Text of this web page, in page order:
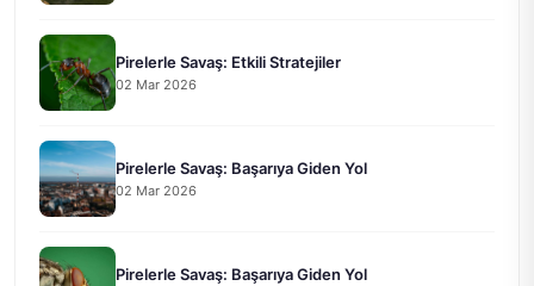
Pirelerle Savaş: Etkili Stratejiler
02 Mar 2026
Pirelerle Savaş: Başarıya Giden Yol
02 Mar 2026
Pirelerle Savaş: Başarıya Giden Yol